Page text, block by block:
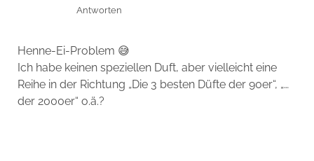
Antworten
Henne-Ei-Problem 😅
Ich habe keinen speziellen Duft, aber vielleicht eine
Reihe in der Richtung „Die 3 besten Düfte der 90er“, „…
der 2000er“ o.ä.?